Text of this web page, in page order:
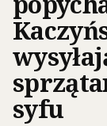
syfu